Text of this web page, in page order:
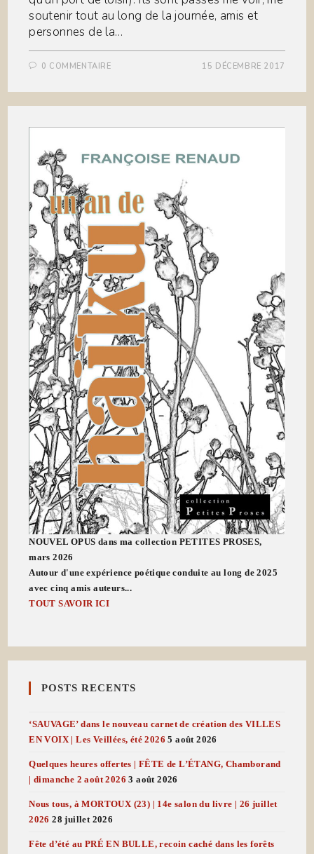
soutenir tout au long de la journée, amis et
personnes de la…
0 COMMENTAIRE 15 DÉCEMBRE 2017
NOUVEL OPUS dans ma collection PETITES PROSES,
mars 2026
Autour d'une expérience poétique conduite au long de 2025
avec cinq amis auteurs...
TOUT SAVOIR ICI
POSTS RECENTS
‘SAUVAGE’ dans le nouveau carnet de création des VILLES
EN VOIX | Les Veillées, été 2026 5 août 2026
Quelques heures offertes | FÊTE de L’ÉTANG, Chamborand
| dimanche 2 août 2026 3 août 2026
Nous tous, à MORTOUX (23) | 14e salon du livre | 26 juillet
2026 28 juillet 2026
Fête d’été au PRÉ EN BULLE, recoin caché dans les forêts